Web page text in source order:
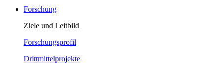
Forschung
Ziele und Leitbild
Forschungsprofil
Drittmittelprojekte